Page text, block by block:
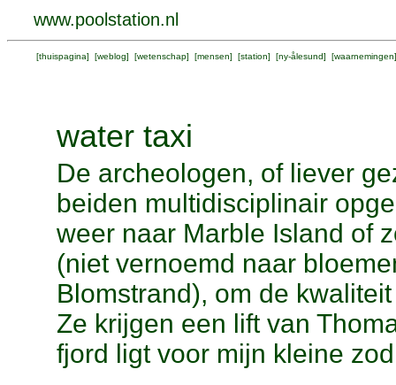
www.poolstation.nl
[thuispagina] [weblog] [wetenschap] [mensen] [station] [ny-ålesund] [waarnemingen
water taxi
De archeologen, of liever
beiden multidisciplinair
weer naar Marble Island of
(niet vernoemd naar
Blomstrand), om de
Ze krijgen een lift van
fjord ligt voor mijn kleine